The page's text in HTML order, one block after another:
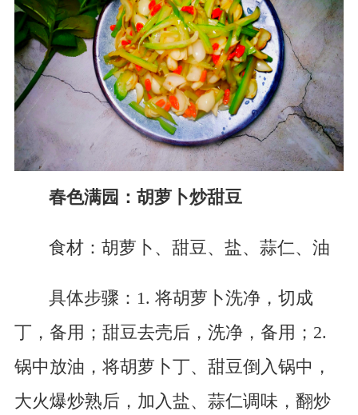
春色满园：胡萝卜炒甜豆
食材：胡萝卜、甜豆、盐、蒜仁、油
具体步骤：1. 将胡萝卜洗净，切成
丁，备用；甜豆去壳后，洗净，备用；2.
锅中放油，将胡萝卜丁、甜豆倒入锅中，
大火爆炒熟后，加入盐、蒜仁调味，翻炒